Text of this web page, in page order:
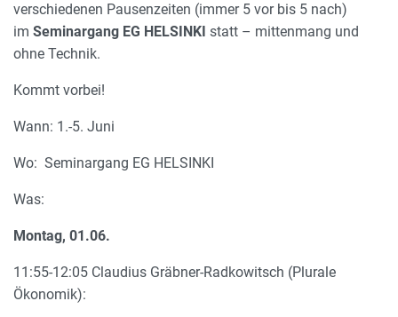
verschiedenen Pausenzeiten (immer 5 vor bis 5 nach)
im Seminargang EG HELSINKI statt – mittenmang und
ohne Technik.
Kommt vorbei!
Wann: 1.-5. Juni
Wo: Seminargang EG HELSINKI
Was:
Montag, 01.06.
11:55-12:05 Claudius Gräbner-Radkowitsch (Plurale
Ökonomik):